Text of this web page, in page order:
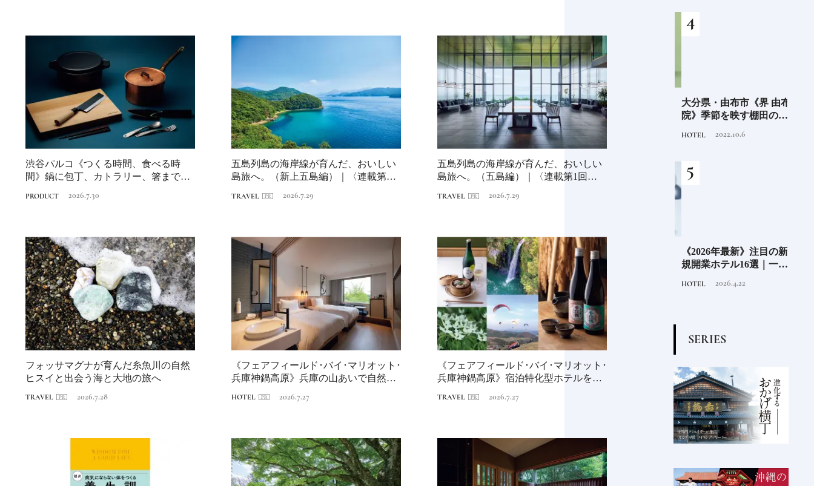
渋谷パルコ《つくる時間、食べる時
間》鍋に包丁、カトラリー、箸まで…
PRODUCT 2026.7.30
五島列島の海岸線が育んだ、おいしい
島旅へ。（新上五島編）｜〈連載第1
TRAVEL 2026.7.29
五島列島の海岸線が育んだ、おいしい
島旅へ。（五島編）｜〈連載第1回〉長
TRAVEL 2026.7.29
フォッサマグナが育んだ糸魚川の自然
ヒスイと出会う海と大地の旅へ
TRAVEL 2026.7.28
《フェアフィールド･バイ･マリオット･
兵庫神鍋高原》兵庫の山あいで自然と
HOTEL 2026.7.27
《フェアフィールド･バイ･マリオット･
兵庫神鍋高原》宿泊特化型ホテルを拠
TRAVEL 2026.7.27
日本の都市は緑地が少な
い？都市開発のキーは“緑
化”にあり！｜みどりのあ
るまちづくり①
INFORMATION 2025.4.21
「ワンダートランク」の
挑戦日本の地域を世界の
旅先へ！後編｜欧米の富
裕層に向けた“3つのチャ
レンジ”
INFORMATION 2025.6.19
愛知県・瀬戸市《玩具工
房》瀬戸陶芸社が手掛け
る新ブランドいまの暮ら
しに寄り添う、郷土玩具
PRODUCT
老舗氷業店《クラモト氷
業》世界のトップバーテ
ンダーも注目する金沢の
氷ができるまで
INFORMATION
大分県・由布市《界 由布
院》季節を映す棚田の景
宿
HOTEL 2022.10.6
《2026年最新》注目の新
規開業ホテル16選｜一度
グジュアリーホテル
HOTEL 2026.4.22
SERIES